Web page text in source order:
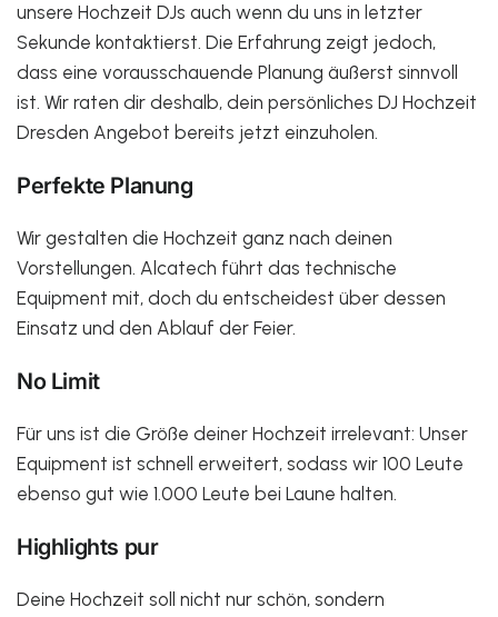
unsere Hochzeit DJs auch wenn du uns in letzter
Sekunde kontaktierst. Die Erfahrung zeigt jedoch,
dass eine vorausschauende Planung äußerst sinnvoll
ist. Wir raten dir deshalb, dein persönliches DJ Hochzeit
Dresden Angebot bereits jetzt einzuholen.
Perfekte Planung
Wir gestalten die Hochzeit ganz nach deinen
Vorstellungen. Alcatech führt das technische
Equipment mit, doch du entscheidest über dessen
Einsatz und den Ablauf der Feier.
No Limit
Für uns ist die Größe deiner Hochzeit irrelevant: Unser
Equipment ist schnell erweitert, sodass wir 100 Leute
ebenso gut wie 1.000 Leute bei Laune halten.
Highlights pur
Deine Hochzeit soll nicht nur schön, sondern